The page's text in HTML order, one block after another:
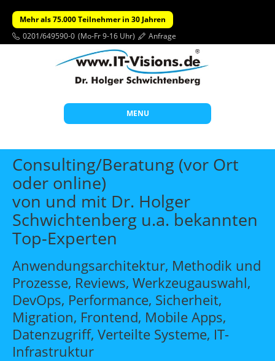
Mehr als 75.000 Teilnehmer in 30 Jahren
0201/649590-0 (Mo-Fr 9-16 Uhr) Anfrage
MENU
Start
Themen
Beratung
Individuelle Schulungen
Offene Seminare
Wissen
Über uns
Suche
Consulting/Beratung (vor Ort
oder online)
von und mit Dr. Holger
Schwichtenberg u.a. bekannten
Top-Experten
Anwendungsarchitektur, Methodik und
Prozesse, Reviews, Werkzeugauswahl,
DevOps, Performance, Sicherheit,
Migration, Frontend, Mobile Apps,
Datenzugriff, Verteilte Systeme, IT-
Infrastruktur